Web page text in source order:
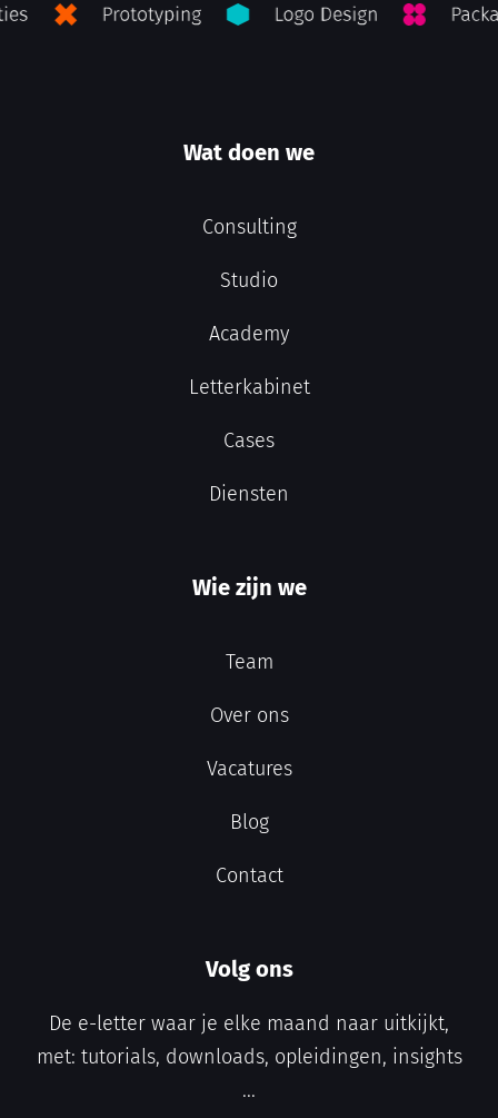
Wat doen we
Consulting
Studio
Academy
Letterkabinet
Cases
Diensten
Wie zijn we
Team
Over ons
Vacatures
Blog
Contact
Volg ons
De e-letter waar je elke maand naar uitkijkt,
met: tutorials, downloads, opleidingen, insights
...